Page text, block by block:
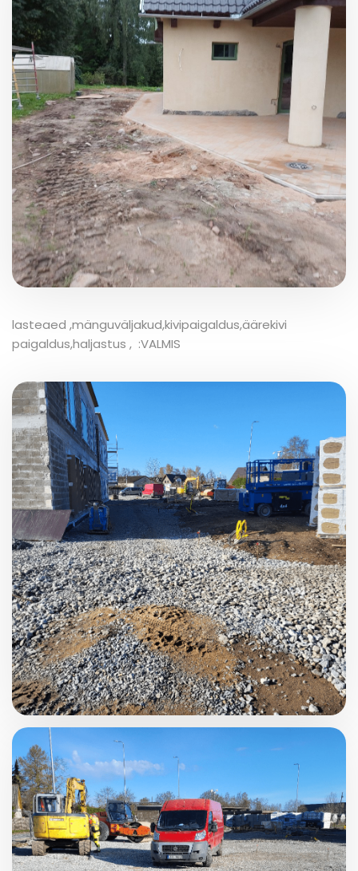
lasteaed ,mänguväljakud,kivipaigaldus,äärekivi
paigaldus,haljastus , :VALMIS